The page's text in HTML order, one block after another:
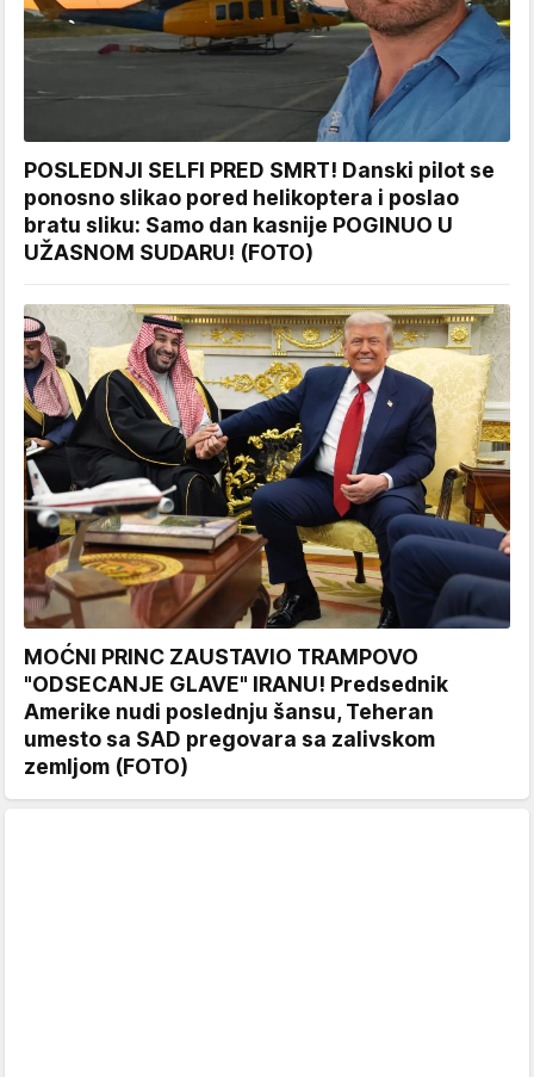
POSLEDNJI SELFI PRED SMRT! Danski pilot se
ponosno slikao pored helikoptera i poslao
bratu sliku: Samo dan kasnije POGINUO U
UŽASNOM SUDARU! (FOTO)
MOĆNI PRINC ZAUSTAVIO TRAMPOVO
"ODSECANJE GLAVE" IRANU! Predsednik
Amerike nudi poslednju šansu, Teheran
umesto sa SAD pregovara sa zalivskom
zemljom (FOTO)